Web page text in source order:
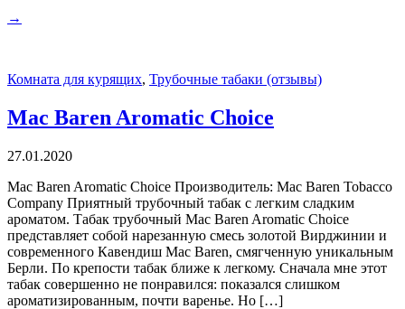
→
Комната для курящих, Трубочные табаки (отзывы)
Mac Baren Aromatic Choice
27.01.2020
Mac Baren Aromatic Choice Производитель: Mac Baren Tobacco
Company Приятный трубочный табак с легким сладким
ароматом. Табак трубочный Mac Baren Aromatic Choice
представляет собой нарезанную смесь золотой Вирджинии и
современного Кавендиш Mac Baren, смягченную уникальным
Берли. По крепости табак ближе к легкому. Сначала мне этот
табак совершенно не понравился: показался слишком
ароматизированным, почти варенье. Но […]